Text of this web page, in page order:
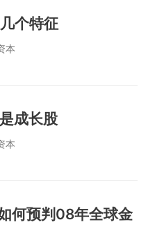
个特征
本
成长股
本
何预判08年全球金